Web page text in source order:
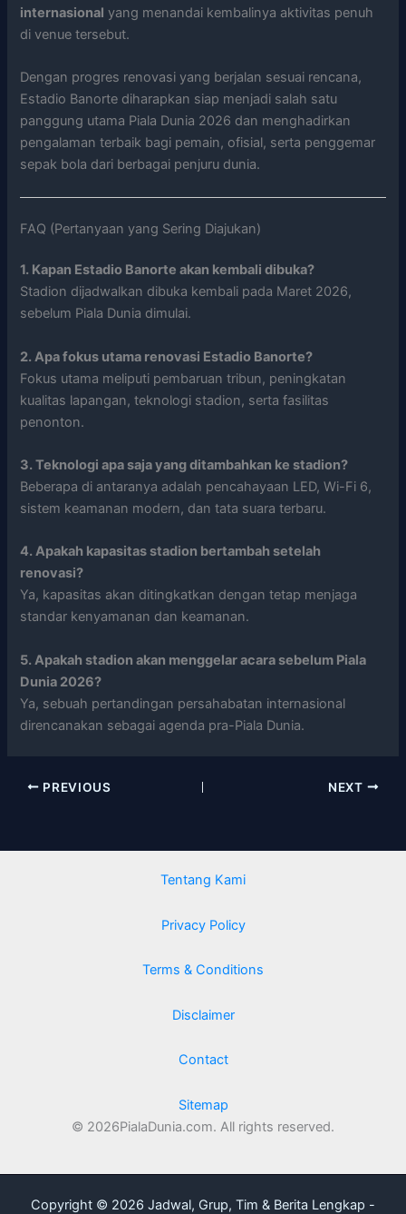
internasional yang menandai kembalinya aktivitas penuh
di venue tersebut.
Dengan progres renovasi yang berjalan sesuai rencana,
Estadio Banorte diharapkan siap menjadi salah satu
panggung utama Piala Dunia 2026 dan menghadirkan
pengalaman terbaik bagi pemain, ofisial, serta penggemar
sepak bola dari berbagai penjuru dunia.
FAQ (Pertanyaan yang Sering Diajukan)
1. Kapan Estadio Banorte akan kembali dibuka?
Stadion dijadwalkan dibuka kembali pada Maret 2026,
sebelum Piala Dunia dimulai.
2. Apa fokus utama renovasi Estadio Banorte?
Fokus utama meliputi pembaruan tribun, peningkatan
kualitas lapangan, teknologi stadion, serta fasilitas
penonton.
3. Teknologi apa saja yang ditambahkan ke stadion?
Beberapa di antaranya adalah pencahayaan LED, Wi-Fi 6,
sistem keamanan modern, dan tata suara terbaru.
4. Apakah kapasitas stadion bertambah setelah
renovasi?
Ya, kapasitas akan ditingkatkan dengan tetap menjaga
standar kenyamanan dan keamanan.
5. Apakah stadion akan menggelar acara sebelum Piala
Dunia 2026?
Ya, sebuah pertandingan persahabatan internasional
direncanakan sebagai agenda pra-Piala Dunia.
PREVIOUS NEXT
Tentang Kami
Privacy Policy
Terms & Conditions
Disclaimer
Contact
Sitemap
© 2026PialaDunia.com. All rights reserved.
Copyright © 2026 Jadwal, Grup, Tim & Berita Lengkap -